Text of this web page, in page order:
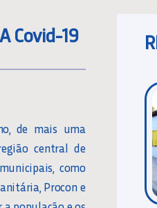
Covid-19
de mais uma
central de
como
Procon e